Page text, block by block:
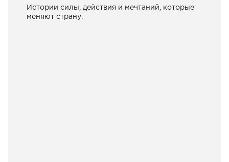
Истории силы, действия и мечтаний, которые
меняют страну.